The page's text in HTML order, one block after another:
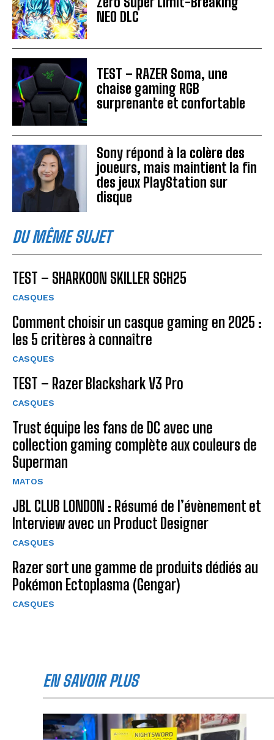
NEO DLC
TEST – RAZER Soma, une
chaise gaming RGB
surprenante et confortable
Sony répond à la colère des
joueurs, mais maintient la fin
des jeux PlayStation sur
disque
DU MÊME SUJET
TEST – SHARKOON SKILLER SGH25
CASQUES
Comment choisir un casque gaming en 2025 :
les 5 critères à connaître
CASQUES
TEST – Razer Blackshark V3 Pro
CASQUES
Trust équipe les fans de DC avec une
collection gaming complète aux couleurs de
Superman
MATOS
JBL CLUB LONDON : Résumé de l’évènement et
Interview avec un Product Designer
CASQUES
Razer sort une gamme de produits dédiés au
Pokémon Ectoplasma (Gengar)
CASQUES
EN SAVOIR PLUS